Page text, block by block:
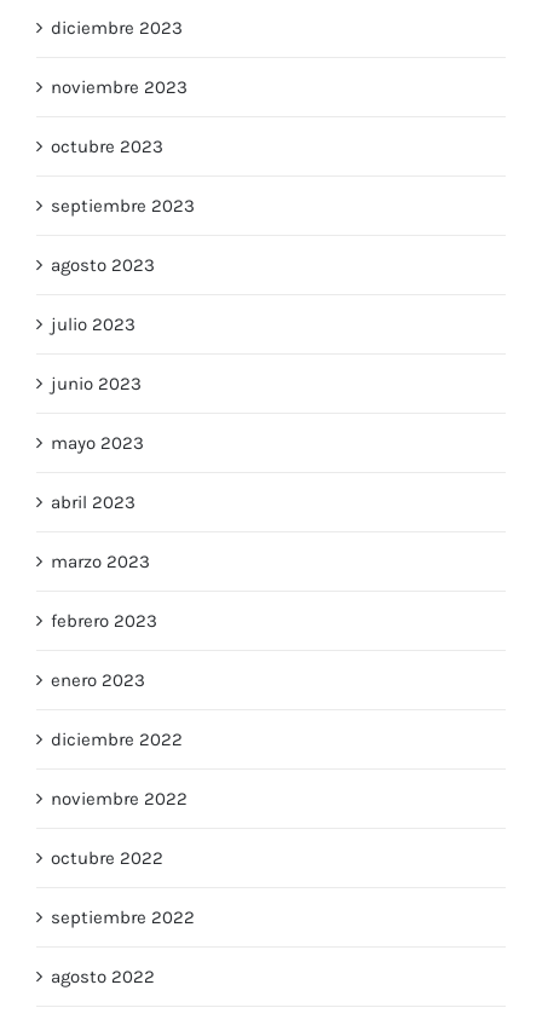
diciembre 2023
noviembre 2023
octubre 2023
septiembre 2023
agosto 2023
julio 2023
junio 2023
mayo 2023
abril 2023
marzo 2023
febrero 2023
enero 2023
diciembre 2022
noviembre 2022
octubre 2022
septiembre 2022
agosto 2022